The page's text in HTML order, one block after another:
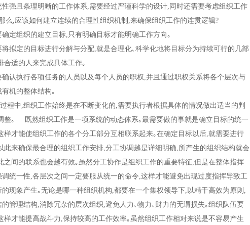
性强且条理明晰的工作体系,需要经过严谨科学的设计,同时还需要考虑组织工作
么,应该如何建立连续的合理性组织机制,来确保组织工作的连贯逻辑?
组织的建立目标,只有明确目标才能明确工作方向｡
定的目标进行分解与分配,就是合理化､科学化地将目标分为持续可行的几部
合适的人来完成具体工作｡
执行各项任务的人员以及每个人员的职权,并且通过职权关系将各个层次与
有机的整体结构｡
中,组织工作始终是在不断变化的,需要执行者根据具体的情况做出适当的判
整｡ 既然组织工作是一项系统的动态体系｡最需要做的事就是确立目标的统一
样才能使组织工作的各个分工部分互相联系起来｡在确定目标以后,就需要进行
此来确保最合理的组织工作安排,分工协调越是详细明确,所产生的组织结构就会
之间的联系也会越有效｡虽然分工协作是组织工作的重要特征,但是在整体指挥
调统一性,各层次之间一定要服从统一的命令,这样才能避免出现过度指挥导致工
现象产生｡无论是哪一种组织机构,都要在一个集权领导下,以精干高效为原则,
的管理结构,消除冗杂的层次组织,避免人力､物力､财力的无谓损失｡组织队伍要
样才能提高战斗力,保持较高的工作效率｡虽然组织工作相对来说是不容易产生